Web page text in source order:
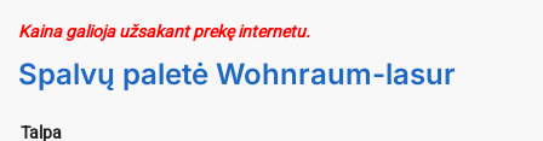
Kaina galioja užsakant prekę internetu.
Spalvų paletė Wohnraum-lasur
Talpa